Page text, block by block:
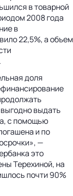
в товарной
2008 года
в
22,5%, а объем
доля
выдать
с помощью
и по
—
это
Терехиной, на
почти 90%